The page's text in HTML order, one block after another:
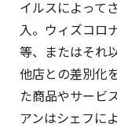
イルスによって
入。ウィズコロ
等、またはそれ
他店との差別化
た商品やサービ
アンはシェフに